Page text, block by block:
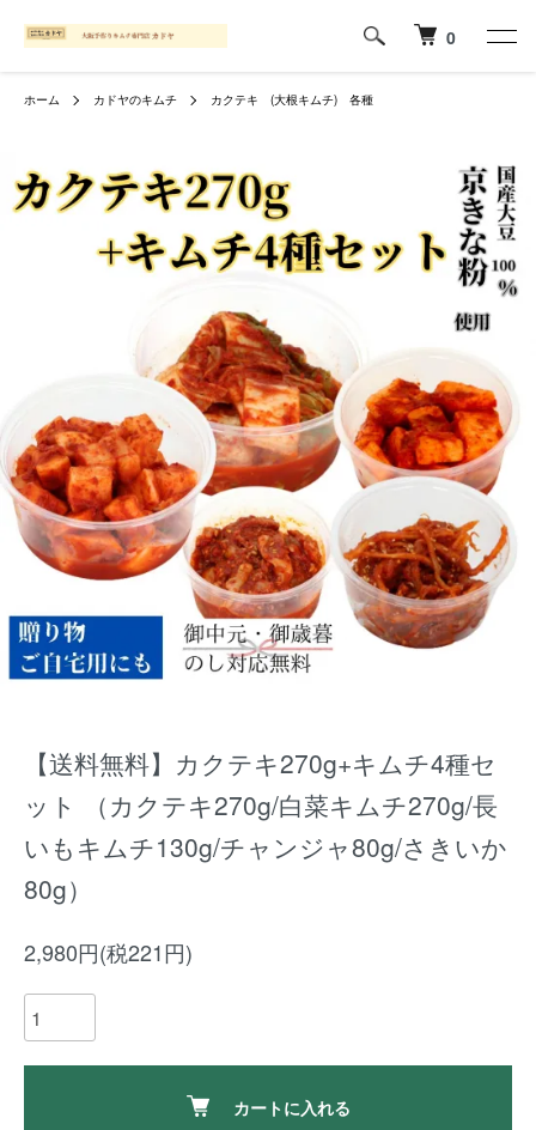
0
ホーム カドヤのキムチ カクテキ (大根キムチ) 各種
【送料無料】カクテキ270g+キムチ4種セ
ット （カクテキ270g/白菜キムチ270g/長
いもキムチ130g/チャンジャ80g/さきいか
80g）
2,980円(税221円)
カートに入れる